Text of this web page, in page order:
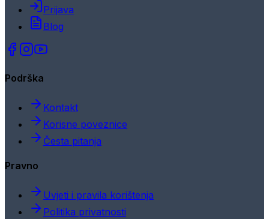
Prijava
Blog
Podrška
Kontakt
Korisne poveznice
Česta pitanja
Pravno
Uvjeti i pravila korištenja
Politika privatnosti